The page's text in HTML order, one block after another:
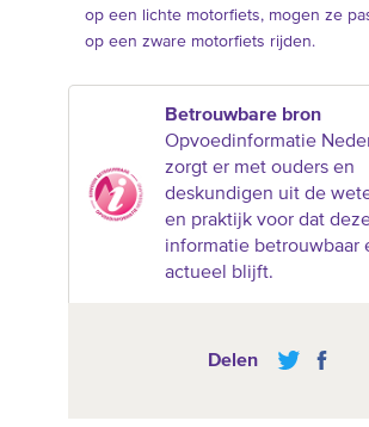
op een lichte motorfiets, mogen ze
op een zware motorfiets rijden.
Betrouwbare bron
Opvoedinformatie
zorgt er met ouders en
deskundigen uit de
en praktijk voor dat
informatie betrouwbaar
actueel blijft.
Delen